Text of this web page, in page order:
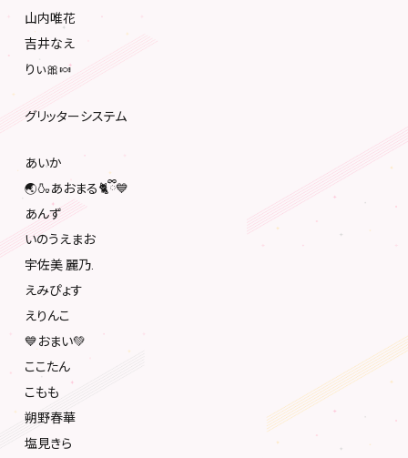
山内唯花
吉井なえ
りぃ🎀🍬
グリッターシステム
あいか
🌏🍶あおまる🐈ྀི💙
あんず
いのうえまお
宇佐美 麗乃.
えみぴょす
えりんこ
💙おまい💚
ここたん
こもも
朔野春華
塩見きら